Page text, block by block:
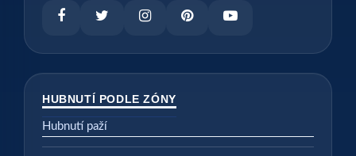
HUBNUTÍ PODLE ZÓNY
Hubnutí paží